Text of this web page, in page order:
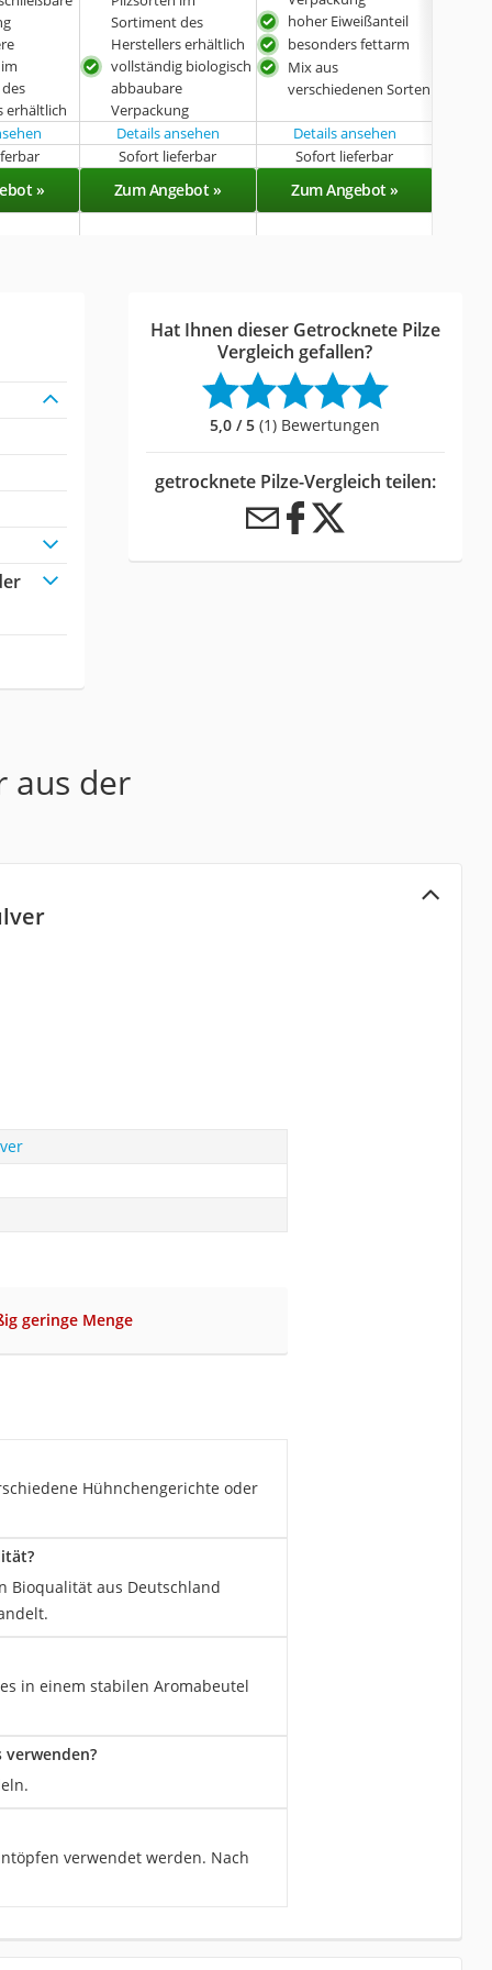
erhältlich
Sortiment des
Herstellers erhältlich
vollständig biologisch
abbaubare
Verpackung
hoher Eiweißanteil
besonders fettarm
Mix aus
verschiedenen Sorten
Details ansehen
Details ansehen
Sofort lieferbar Sofort lieferbar
» Zum Angebot » Zum Angebot »
Hat Ihnen dieser Getrocknete Pilze
Vergleich gefallen?
5,0 / 5 (1) Bewertungen
getrocknete Pilze-Vergleich teilen:
aus der
geringe Menge
Hühnchengerichte oder
Bioqualität aus Deutschland
in einem stabilen Aromabeutel
verwenden?
verwendet werden. Nach